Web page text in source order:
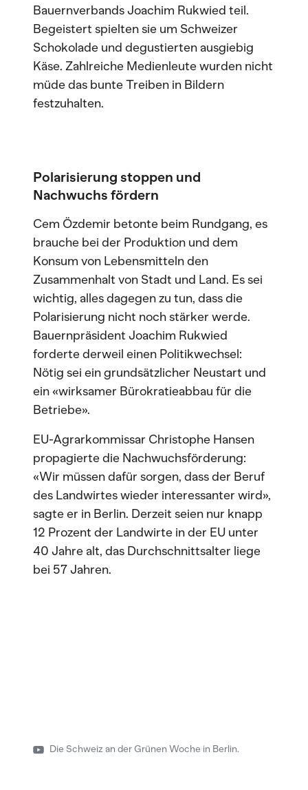
Bauernverbands Joachim Rukwied teil.
Begeistert spielten sie um Schweizer
Schokolade und degustierten ausgiebig
Käse. Zahlreiche Medienleute wurden nicht
müde das bunte Treiben in Bildern
festzuhalten.
Polarisierung stoppen und
Nachwuchs fördern
Cem Özdemir betonte beim Rundgang, es
brauche bei der Produktion und dem
Konsum von Lebensmitteln den
Zusammenhalt von Stadt und Land. Es sei
wichtig, alles dagegen zu tun, dass die
Polarisierung nicht noch stärker werde.
Bauernpräsident Joachim Rukwied
forderte derweil einen Politikwechsel:
Nötig sei ein grundsätzlicher Neustart und
ein «wirksamer Bürokratieabbau für die
Betriebe».
EU-Agrarkommissar Christophe Hansen
propagierte die Nachwuchsförderung:
«Wir müssen dafür sorgen, dass der Beruf
des Landwirtes wieder interessanter wird»,
sagte er in Berlin. Derzeit seien nur knapp
12 Prozent der Landwirte in der EU unter
40 Jahre alt, das Durchschnittsalter liege
bei 57 Jahren.
Die Schweiz an der Grünen Woche in Berlin.